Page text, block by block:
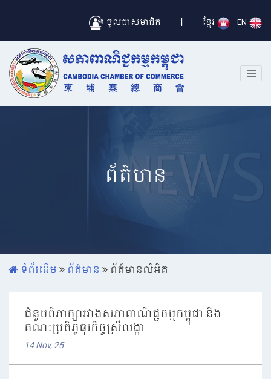
ចូលជាសមាជិក | ខ្មែរ EN
ព័ត៌មាន
ទំព័រដើម ព័ត៌មាន ព័ត៍មានលំអិត
ជំនួបពិភាក្សារវាងសភាពាណិជ្ជកម្មកម្ពុជា និង
គណៈប្រតិភូធុរកិច្ចស្រីលង្កា
14 Nov, 25